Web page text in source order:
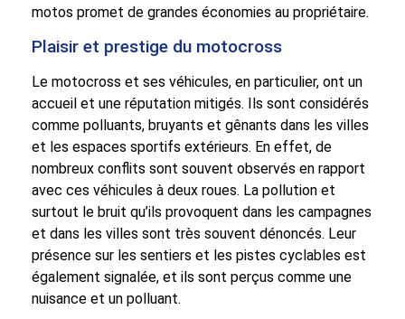
motos promet de grandes économies au propriétaire.
Plaisir et prestige du motocross
Le motocross et ses véhicules, en particulier, ont un
accueil et une réputation mitigés. Ils sont considérés
comme polluants, bruyants et gênants dans les villes
et les espaces sportifs extérieurs. En effet, de
nombreux conflits sont souvent observés en rapport
avec ces véhicules à deux roues. La pollution et
surtout le bruit qu’ils provoquent dans les campagnes
et dans les villes sont très souvent dénoncés. Leur
présence sur les sentiers et les pistes cyclables est
également signalée, et ils sont perçus comme une
nuisance et un polluant.